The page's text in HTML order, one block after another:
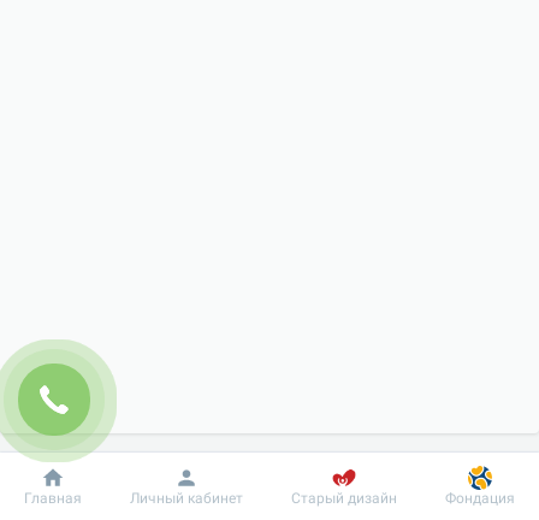
Добробут Информация Пациенту
Главная Личный кабинет Старый дизайн Фондация